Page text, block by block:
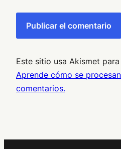
Este sitio usa Akismet
Aprende cómo se
comentarios.